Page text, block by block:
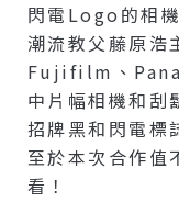
閃電Logo的相
潮流教父藤原
Fujifilm、
中片幅相機和刮
招牌黑和閃電標
至於本次合作值
看！